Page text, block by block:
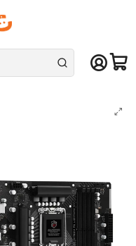
a sábado en el gran
Intel LGA 1700
WiFi LGA 1700 DDR5 mATX